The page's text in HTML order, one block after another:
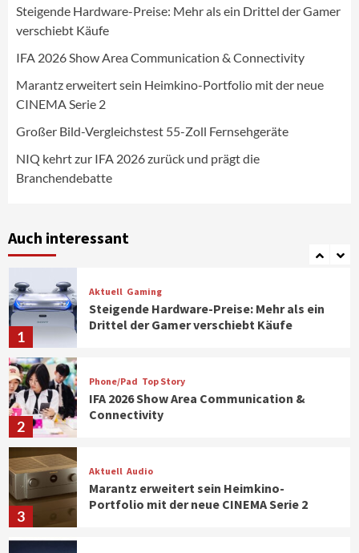
Steigende Hardware-Preise: Mehr als ein Drittel der Gamer
verschiebt Käufe
IFA 2026 Show Area Communication & Connectivity
Marantz erweitert sein Heimkino-Portfolio mit der neue
CINEMA Serie 2
Großer Bild-Vergleichstest 55-Zoll Fernsehgeräte
NIQ kehrt zur IFA 2026 zurück und prägt die
Branchendebatte
Auch interessant
5
NIQ kehrt zur IFA 2026 zurück und prägt
die Branchendebatte
6
Aktuell
CHERRY baut Vertriebsteam in
7
Klimageräte und Ventilatoren
1
Aktuell Gaming
Steigende Hardware-Preise: Mehr als ein
Drittel der Gamer verschiebt Käufe
2
Phone/Pad Top Story
IFA 2026 Show Area Communication &
Connectivity
3
Aktuell Audio
Marantz erweitert sein Heimkino-
Portfolio mit der neue CINEMA Serie 2